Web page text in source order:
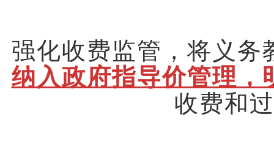
强化收费监管，将义务
纳入政府指导价管理，
收费和